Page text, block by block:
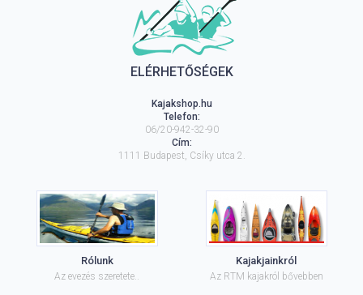
ELÉRHETŐSÉGEK
Kajakshop.hu
Telefon:
06/20-942-32-90
Cím:
1111 Budapest Csíky utca 2.
Rólunk
Az evezés szeretete..
Kajakjainkról
Az RTM kajakról bővebben